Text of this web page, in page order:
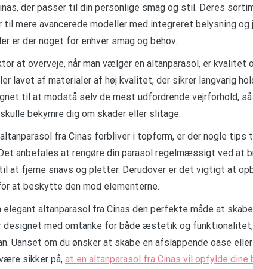
der passer til din personlige smag og stil. Deres
mere avancerede modeller med integreret belysning
er der noget for enhver smag og behov.
at overveje, når man vælger en altanparasol, er kvalitet
lavet af materialer af høj kvalitet, der sikrer langvarig
til at modstå selv de mest udfordrende vejrforhold, så
bekymre dig om skader eller slitage.
fra Cinas forbliver i topform, er der nogle tips
anbefales at rengøre din parasol regelmæssigt ved at
at fjerne snavs og pletter. Derudover er det vigtigt at
at beskytte den mod elementerne.
altanparasol fra Cinas den perfekte måde at
designet med omtanke for både æstetik og
Uanset om du ønsker at skabe en afslappende oase
sikker på, at en altanparasol fra Cinas vil opfylde dine